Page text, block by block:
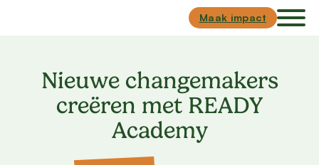
Maak impact
Nieuwe changemakers
creëren met READY
Academy